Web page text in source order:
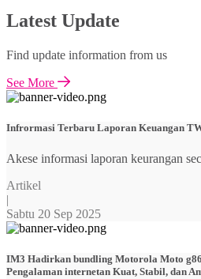
Latest Update
Find update information from us
See More
Infrormasi Terbaru Laporan Keuangan
Akese informasi laporan keurangan
Artikel
|
Sabtu 20 Sep 2025
IM3 Hadirkan bundling Motorola Moto
Pengalaman internetan Kuat, Stabil, dan